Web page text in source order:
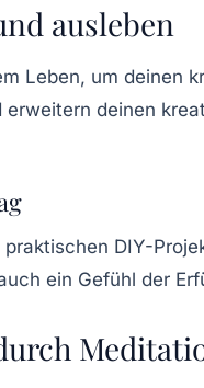
ausleben
Leben, um deinen
deinen
praktischen DIY-
ein Gefühl der